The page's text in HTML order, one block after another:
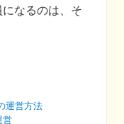
なるのは、そ
運営方法
営